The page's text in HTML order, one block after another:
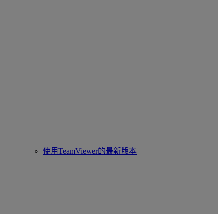
使用TeamViewer的最新版本